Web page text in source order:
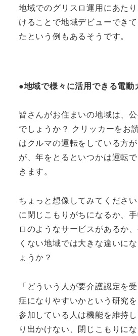
地域でのグリスロ運用にあた
けることで地域デビューでき
たという例もあるそうです。
●地域で様々に活用できる電動
皆さんがお住まいの地域は、
でしょうか？ クリッカーをお
はクルマの運転をしている方
が、年をとるといつかは運転
きます。
ちょっと想像してみてくださ
に閉じこもりがちになるか、
ロのようなサービスがあるか
くない地域では大きな違いに
ょうか？
「どういう人が要介護認定を
症になりやすいかという研究
参加している人は機能を維持
り出かけない、閉じこもりに